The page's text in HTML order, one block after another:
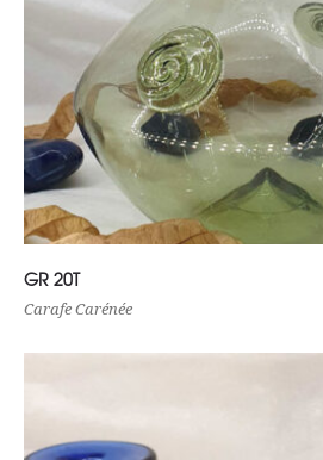
Lire la suite
GR 20T
Carafe Carénée